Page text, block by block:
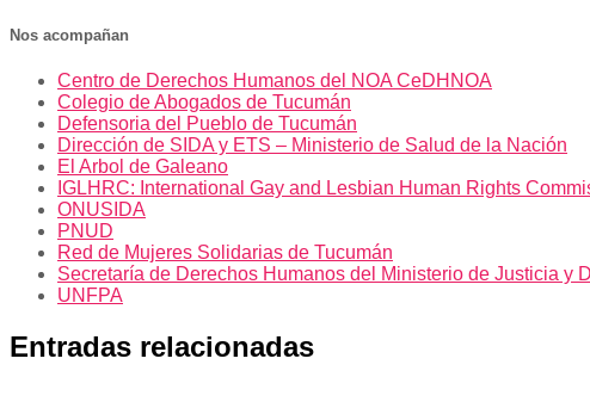
Nos acompañan
Centro de Derechos Humanos del NOA CeDHNOA
Colegio de Abogados de Tucumán
Defensoria del Pueblo de Tucumán
Dirección de SIDA y ETS – Ministerio de Salud de la Nación
El Arbol de Galeano
IGLHRC: International Gay and Lesbian Human Rights
ONUSIDA
PNUD
Red de Mujeres Solidarias de Tucumán
Secretaría de Derechos Humanos del Ministerio de Justicia y
UNFPA
Entradas relacionadas